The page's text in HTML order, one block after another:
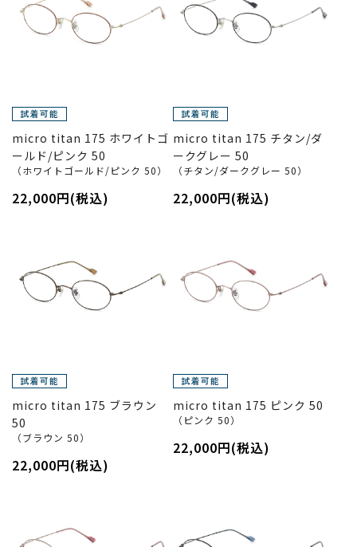
micro titan 175 ホワイトゴ
ールド/ピンク 50
（ホワイトゴールド/ピンク 50）
22,000円(税込)
micro titan 175 チタン/ダ
ークグレー 50
（チタン/ダークグレー 50）
22,000円(税込)
micro titan 175 ブラウン
50
（ブラウン 50）
22,000円(税込)
micro titan 175 ピンク 50
（ピンク 50）
22,000円(税込)